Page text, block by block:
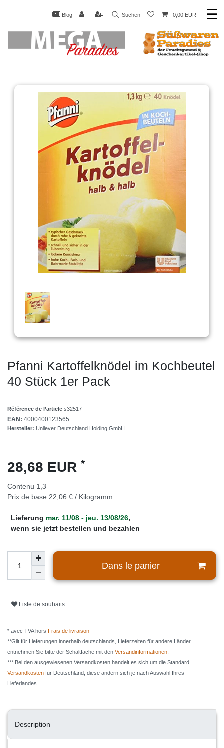
Blog Suchen 0,00 EUR ☰
Pfanni Kartoffelknödel im Kochbeutel
40 Stück 1er Pack
Référence de l’article s32517
EAN: 4000400123565
Hersteller: Unilever Deutschland Holding GmbH
28,68 EUR *
Contenu 1,3
Prix de base 22,06 € / Kilogramm
Lieferung mar. 11/08 - jeu. 13/08/26,
wenn sie jetzt bestellen und bezahlen
Dans le panier
Liste de souhaits
* avec TVA hors Frais de livraison
**Gilt für Lieferungen innerhalb deutschlands, Lieferzeiten für andere Länder
entnehmen Sie bitte der Schaltfäche mit den Versandinformationen
*** Bei den ausgewiesenen Versandkosten handelt es sich um die Standard
Versandkosten für Deutschland, diese ändern sich je nach Auswahl Ihres
Lieferlandes.
Description